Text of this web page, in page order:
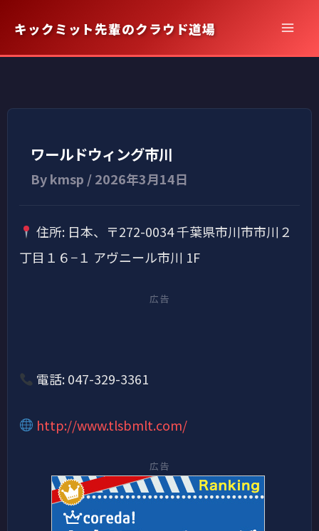
を
キ
キックミット先輩のクラウド道場
ワールドウィング市川
Bykmsp /2026年3月14日
住所: 日本、〒272-0034 千葉県市川市市川２
丁目１６−１ アヴニール市川 1F
広告
電話: 047-329-3361
http://www.tlsbmlt.com/
広告